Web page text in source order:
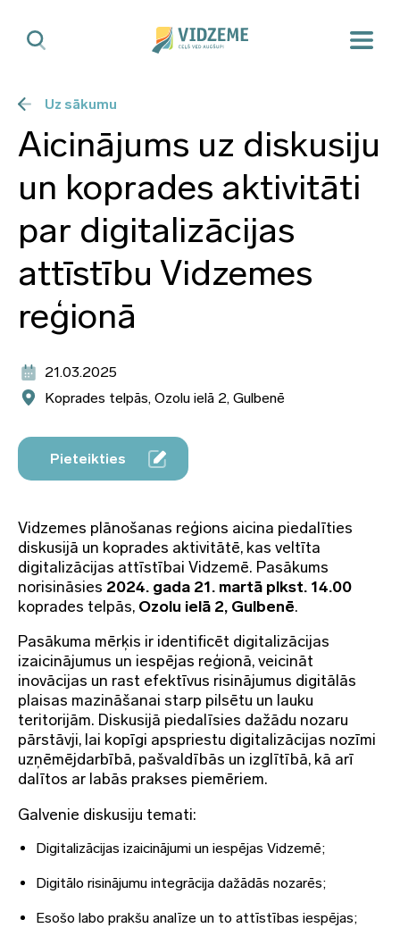
Uz sākumu
Aicinājums uz diskusiju
un koprades aktivitāti
par digitalizācijas
attīstību Vidzemes
reģionā
21.03.2025
Koprades telpās, Ozolu ielā 2, Gulbenē
Pieteikties
Vidzemes plānošanas reģions aicina piedalīties
diskusijā un koprades aktivitātē, kas veltīta
digitalizācijas attīstībai Vidzemē. Pasākums
norisināsies 2024. gada 21. martā plkst. 14.00
koprades telpās, Ozolu ielā 2, Gulbenē.
Pasākuma mērķis ir identificēt digitalizācijas
izaicinājumus un iespējas reģionā, veicināt
inovācijas un rast efektīvus risinājumus digitālās
plaisas mazināšanai starp pilsētu un lauku
teritorijām. Diskusijā piedalīsies dažādu nozaru
pārstāvji, lai kopīgi apspriestu digitalizācijas nozīmi
uzņēmējdarbībā, pašvaldībās un izglītībā, kā arī
dalītos ar labās prakses piemēriem.
Galvenie diskusiju temati:
Digitalizācijas izaicinājumi un iespējas Vidzemē;
Digitālo risinājumu integrācija dažādās nozarēs;
Esošo labo prakšu analīze un to attīstības iespējas;